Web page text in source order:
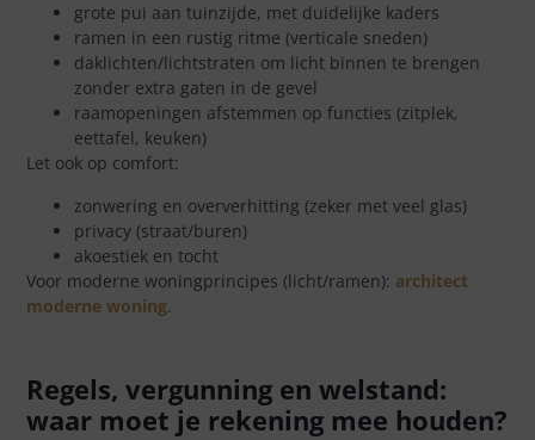
grote pui aan tuinzijde, met duidelijke kaders
ramen in een rustig ritme (verticale sneden)
daklichten/lichtstraten om licht binnen te brengen
zonder extra gaten in de gevel
raamopeningen afstemmen op functies (zitplek,
eettafel, keuken)
Let ook op comfort:
zonwering en oververhitting (zeker met veel glas)
privacy (straat/buren)
akoestiek en tocht
Voor moderne woningprincipes (licht/ramen): architect
moderne woning.
Regels, vergunning en welstand:
waar moet je rekening mee houden?